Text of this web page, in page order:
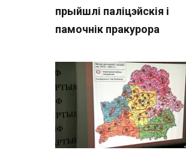
прыйшлі паліцэйскія і
памочнік пракурора